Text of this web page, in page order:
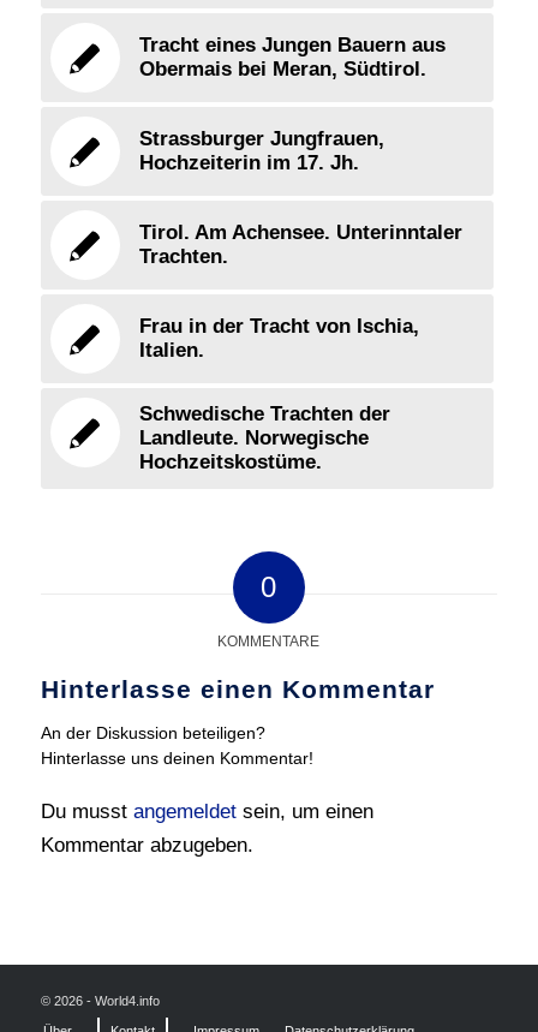
Tracht eines Jungen Bauern aus
Obermais bei Meran, Südtirol.
Strassburger Jungfrauen,
Hochzeiterin im 17. Jh.
Tirol. Am Achensee. Unterinntaler
Trachten.
Frau in der Tracht von Ischia,
Italien.
Schwedische Trachten der
Landleute. Norwegische
Hochzeitskostüme.
0
KOMMENTARE
Hinterlasse einen Kommentar
An der Diskussion beteiligen?
Hinterlasse uns deinen Kommentar!
Du musst angemeldetsein, um einen
Kommentar abzugeben.
© 2026 - World4.info